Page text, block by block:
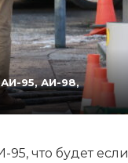
95, АИ-98,
что будет если